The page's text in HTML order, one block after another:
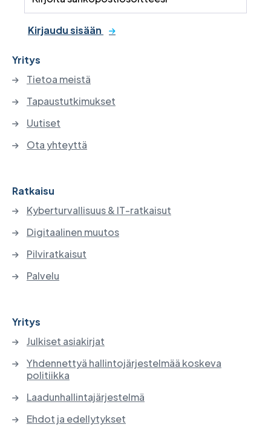
Kirjaudu sisään
Yritys
Tietoa meistä
Tapaustutkimukset
Uutiset
Ota yhteyttä
Ratkaisu
Kyberturvallisuus & IT-ratkaisut
Digitaalinen muutos
Pilviratkaisut
Palvelu
Yritys
Julkiset asiakirjat
Yhdennettyä hallintojärjestelmää koskeva
politiikka
Laadunhallintajärjestelmä
Ehdot ja edellytykset